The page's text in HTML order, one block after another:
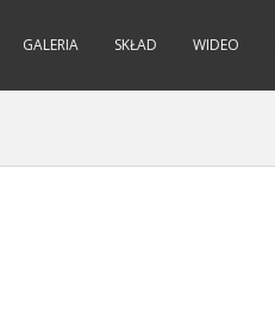
GALERIA SKŁAD WIDEO